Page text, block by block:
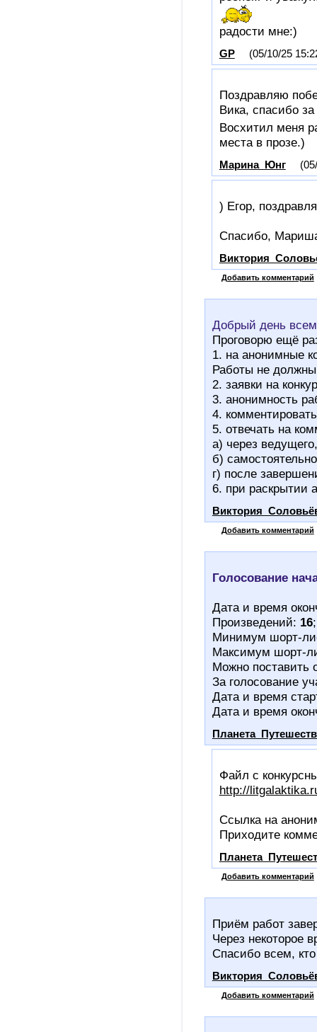
радости мне:)
GP (05/10/25
Поздравляю
Вика, спасибо
Восхитил меня
места в прозе.)
Марина_Юнг
) Егор,
Спасибо,
Добавить комментарий
Добрый день
Проговорю ещё
1. на анонимные
Работы не
2. заявки на
3. анонимность
4.
5. отвечать на
а) через ведущего,
б)
г) после
6. при раскрытии
Добавить комментарий
Голосование
Дата и время
Произведений: 16
Минимум шорт-
Максимум шорт-
Можно поставить
За голосование
Дата и время
Дата и время
Файл с
http://
Ссылка на
Приходите
Добавить комментарий
Приём работ
Через некоторое
Спасибо всем,
Добавить комментарий